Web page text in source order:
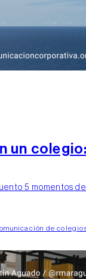
un
5 momentos
de